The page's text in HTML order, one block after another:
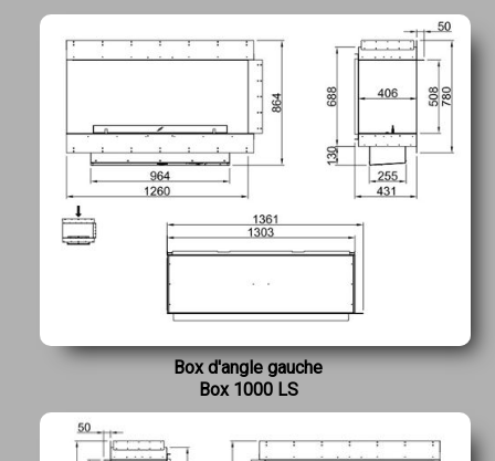
Box d'angle gauche
Box 1000 LS